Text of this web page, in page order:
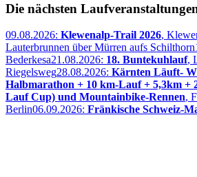
Die nächsten
09.08.2026: Klewenalp-Trail 2026,
Lauterbrunnen über Mürren aufs Schilthorn
Bederkesa21.08.2026: 18. Buntekuhlauf,
Riegelsweg28.08.2026: Kärnten Läuft-
Halbmarathon + 10 km-Lauf + 5,3km +
Lauf Cup) und Mountainbike-Rennen,
Berlin06.09.2026: Fränkische Schweiz-